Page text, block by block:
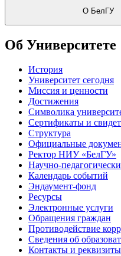
О БелГУ
Об Университете
История
Университет сегодня
Миссия и ценности
Достижения
Символика
Сертификаты и
Структура
Официальные
Ректор НИУ «БелГУ»
Научно-
Календарь событий
Эндаумент-фонд
Ресурсы
Электронные услуги
Обращения граждан
Противодействие
Сведения об
Контакты и реквизиты